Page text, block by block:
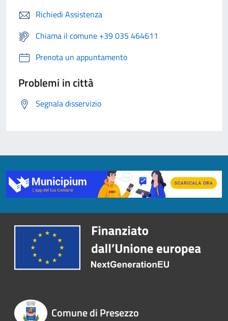
Richiedi Assistenza
Chiama il comune +39 035 464611
Prenota un appuntamento
Problemi in città
Segnala disservizio
Comune di Presezzo